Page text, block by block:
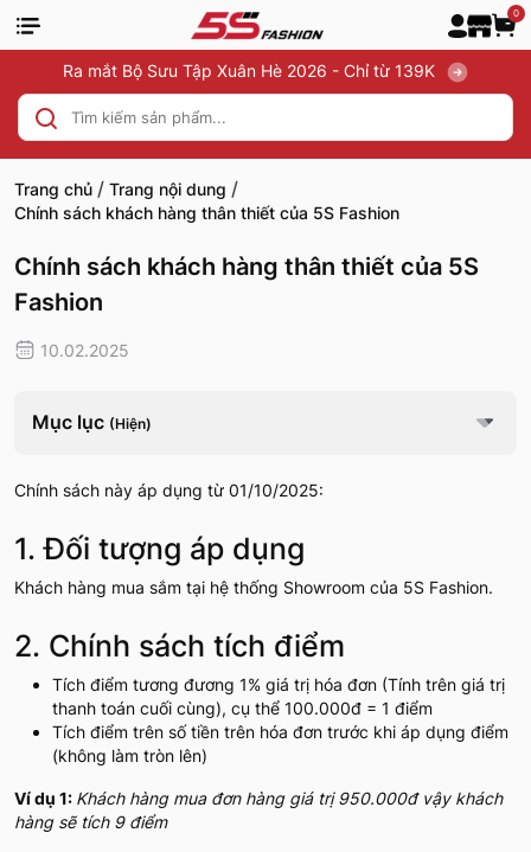
0
Ra mắt Bộ Sưu Tập Xuân Hè 2026 - Chỉ từ 139K
Trang chủ / Trang nội dung /
Chính sách khách hàng thân thiết của 5S Fashion
Chính sách khách hàng thân thiết của 5S
Fashion
10.02.2025
Mục lục (Hiện)
Chính sách này áp dụng từ 01/10/2025:
1. Đối tượng áp dụng
Khách hàng mua sắm tại hệ thống Showroom của 5S Fashion.
2. Chính sách tích điểm
Tích điểm tương đương 1% giá trị hóa đơn (Tính trên giá trị
thanh toán cuối cùng), cụ thể 100.000đ = 1 điểm
Tích điểm trên số tiền trên hóa đơn trước khi áp dụng điểm
(không làm tròn lên)
Ví dụ 1: Khách hàng mua đơn hàng giá trị 950.000đ vậy khách
hàng sẽ tích 9 điểm